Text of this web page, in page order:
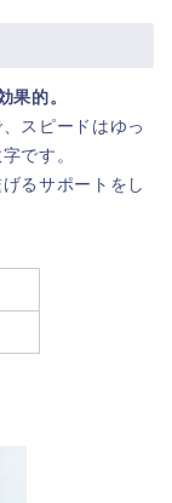
果的。
スピードはゆっ
です。
るサポートをし